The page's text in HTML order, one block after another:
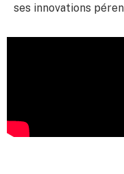
ses innovations